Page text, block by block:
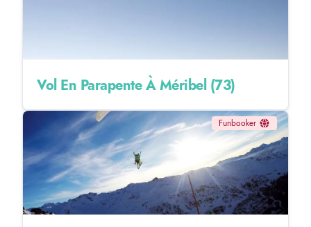
Vol En Parapente À Méribel (73)
Funbooker